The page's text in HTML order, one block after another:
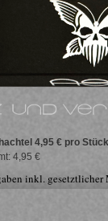
4,95 € pro Stück
4,95
inkl.